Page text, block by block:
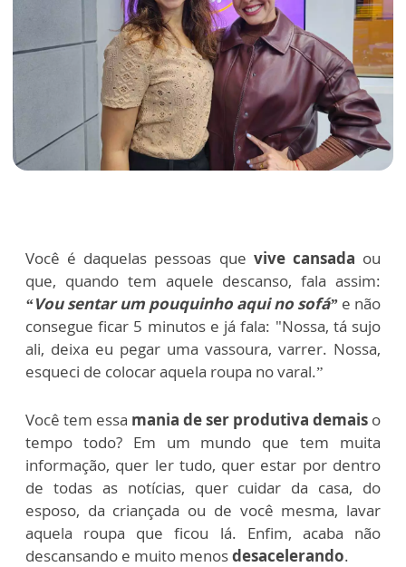
Você é daquelas pessoas que vive cansada ou
que, quando tem aquele descanso, fala assim:
“Vou sentar um pouquinho aqui no sofá” e não
consegue ficar 5 minutos e já fala: "Nossa, tá sujo
ali, deixa eu pegar uma vassoura, varrer. Nossa,
esqueci de colocar aquela roupa no varal.”
Você tem essa mania de ser produtiva demais o
tempo todo? Em um mundo que tem muita
informação, quer ler tudo, quer estar por dentro
de todas as notícias, quer cuidar da casa, do
esposo, da criançada ou de você mesma, lavar
aquela roupa que ficou lá. Enfim, acaba não
descansando e muito menosdesacelerando.